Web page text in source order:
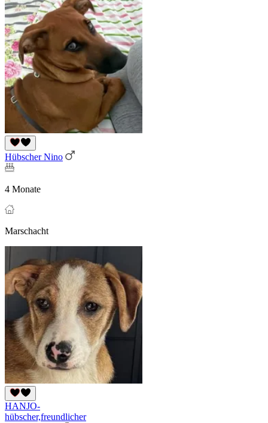
Hübscher Nino
4 Monate
Marschacht
HANJO-
hübscher,freundlicher